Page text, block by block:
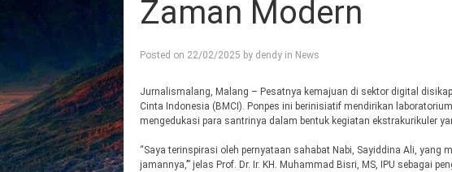
Zaman Modern
Posted on 22/02/2025 by dendy in News
Jurnalismalang, Malang – Pesatnya kemajuan di sektor digital
Cinta Indonesia (BMCI). Ponpes ini berinisiatif mendirikan
mengedukasi para santrinya dalam bentuk kegiatan ekstrakurikuler
“Saya terinspirasi oleh pernyataan sahabat Nabi, Sayiddina Ali, yang
jamannya,’” jelas Prof. Dr. Ir. KH. Muhammad Bisri, MS, IPU sebagai